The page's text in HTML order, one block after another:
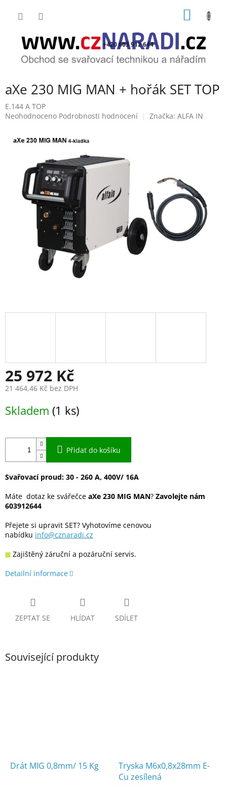
+420 603 912 644
aXe 230 MIG MAN + hořák SET TOP
E.144 A TOP
Průměrné
hvězdiček.
Neohodnoceno Podrobnosti hodnocení Značka: ALFA IN
25 972 Kč
21 464,46 Kč bez DPH
cena:
Skladem (1 ks)
Přidat do košíku
Svařovací proud: 30 - 260 A, 400V/ 16A
Máte dotaz ke svářečce aXe 230 MIG MAN? Zavolejte nám
603912644
Přejete si upravit SET? Vyhotovíme cenovou
nabídku info@cznaradi.cz
Zajištěný záruční a pozáruční servis.
Detailní informace
ZEPTAT SE HLÍDAT SDÍLET
Související produkty
Drát MIG 0,8mm/ 15 Kg
Tryska M6x0,8x28mm E-
Cu zesílená